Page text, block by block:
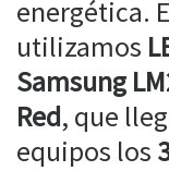
energética.
utilizamos
Samsung
Red, que
equipos los